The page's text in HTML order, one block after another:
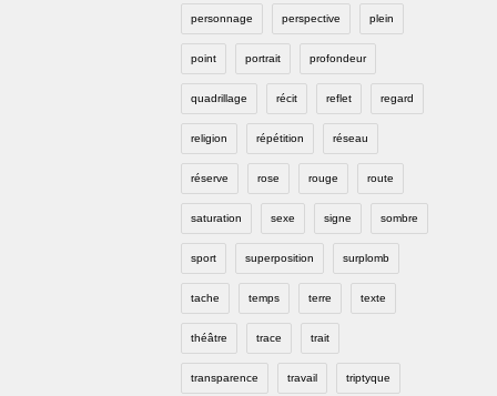
personnage perspective plein
point portrait profondeur
quadrillage récit reflet regard
religion répétition réseau
réserve rose rouge route
saturation sexe signe sombre
sport superposition surplomb
tache temps terre texte
théâtre trace trait
transparence travail triptyque